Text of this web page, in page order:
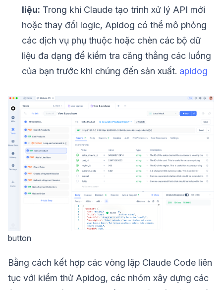
liệu: Trong khi Claude tạo trình xử lý API mới
hoặc thay đổi logic, Apidog có thể mô phỏng
các dịch vụ phụ thuộc hoặc chèn các bộ dữ
liệu đa dạng để kiểm tra căng thẳng các luồng
của bạn trước khi chúng đến sản xuất. apidog
button
Bằng cách kết hợp các vòng lặp Claude Code liên
tục với kiểm thử Apidog, các nhóm xây dựng các